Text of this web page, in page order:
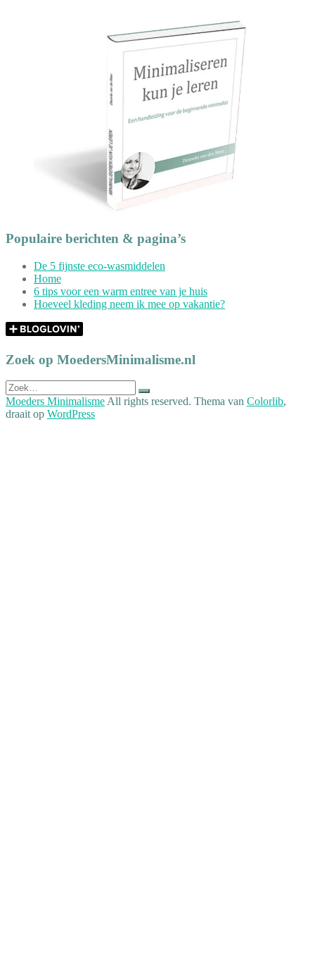
Populaire berichten & pagina’s
De 5 fijnste eco-wasmiddelen
Home
6 tips voor een warm entree van je huis
Hoeveel kleding neem ik mee op vakantie?
Zoek op MoedersMinimalisme.nl
Zoek
naar:
Moeders MinimalismeAll rights reserved. Thema van Colorlib,
draait op WordPress